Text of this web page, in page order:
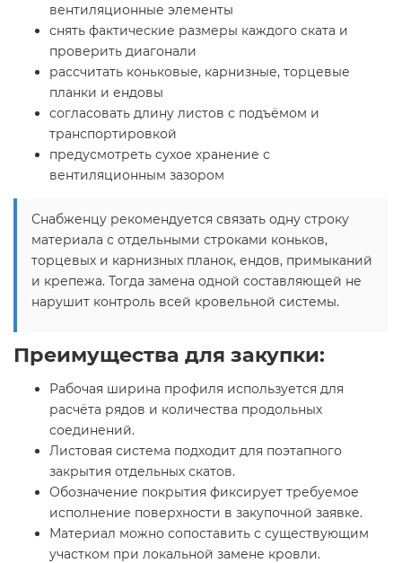
вентиляционные элементы
снять фактические размеры каждого ската и
проверить диагонали
рассчитать коньковые, карнизные, торцевые
планки и ендовы
согласовать длину листов с подъёмом и
транспортировкой
предусмотреть сухое хранение с
вентиляционным зазором
Снабженцу рекомендуется связать одну строку
материала с отдельными строками коньков,
торцевых и карнизных планок, ендов, примыканий
и крепежа. Тогда замена одной составляющей не
нарушит контроль всей кровельной системы.
Преимущества для закупки:
Рабочая ширина профиля используется для
расчёта рядов и количества продольных
соединений.
Листовая система подходит для поэтапного
закрытия отдельных скатов.
Обозначение покрытия фиксирует требуемое
исполнение поверхности в закупочной заявке.
Материал можно сопоставить с существующим
участком при локальной замене кровли.